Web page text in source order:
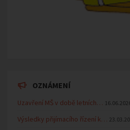
OZNÁMENÍ
Uzavření MŠ v době letních…
Výsledky přijímacího řízení k…